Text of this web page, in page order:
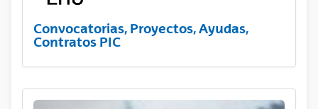
Convocatorias, Proyectos, Ayudas,
Contratos PIC